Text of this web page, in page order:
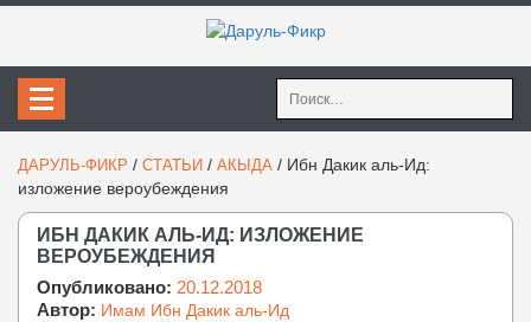
Найти:
ДАРУЛЬ-ФИКР / СТАТЬИ / АКЫДА / Ибн Дакик аль-Ид:
изложение вероубеждения
ИБН ДАКИК АЛЬ-ИД: ИЗЛОЖЕНИЕ
ВЕРОУБЕЖДЕНИЯ
Опубликовано: 20.12.2018
Автор: Имам Ибн Дакик аль-Ид